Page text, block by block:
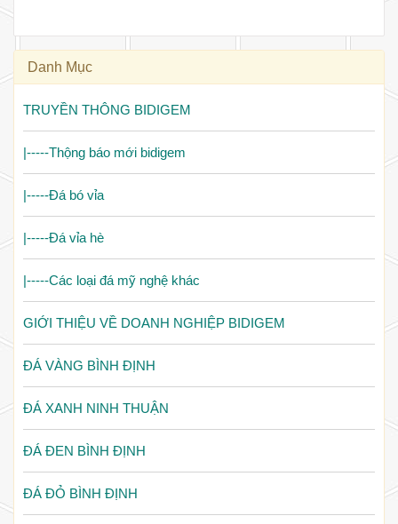
Danh Mục
TRUYỀN THÔNG BIDIGEM
|-----Thộng báo mới bidigem
|-----Đá bó vỉa
|-----Đá vỉa hè
|-----Các loại đá mỹ nghệ khác
GIỚI THIỆU VỀ DOANH NGHIỆP BIDIGEM
ĐÁ VÀNG BÌNH ĐỊNH
ĐÁ XANH NINH THUẬN
ĐÁ ĐEN BÌNH ĐỊNH
ĐÁ ĐỎ BÌNH ĐỊNH